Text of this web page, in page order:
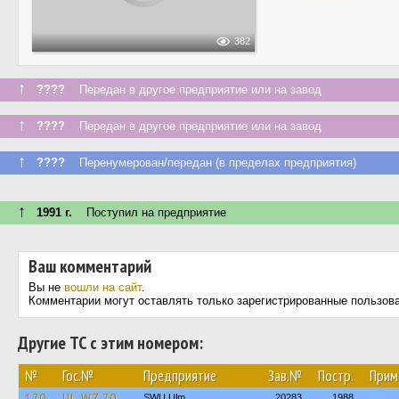
382
↑ ???? Передан в другое предприятие или на завод
↑ ???? Передан в другое предприятие или на завод
↑ ???? Перенумерован/передан (в пределах предприятия)
↑ 1991 г. Поступил на предприятие
Ваш комментарий
Вы не вошли на сайт.
Комментарии могут оставлять только зарегистрированные
Другие ТС с этим номером:
№ Гос.№ Предприятие Зав.№ Постр.